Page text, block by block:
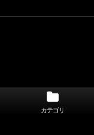
カテゴリ